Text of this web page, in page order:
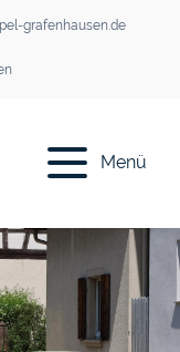
grafenhausen.de
Menü